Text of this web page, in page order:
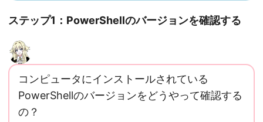
ステップ1：PowerShellのバージョンを確認する
コンピュータにインストールされている
PowerShellのバージョンをどうやって確認する
の？